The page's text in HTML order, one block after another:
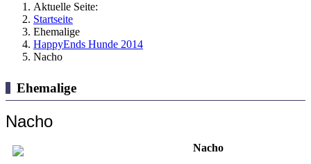
Aktuelle Seite:
Startseite
Ehemalige
HappyEnds Hunde 2014
Nacho
Ehemalige
Nacho
Nacho